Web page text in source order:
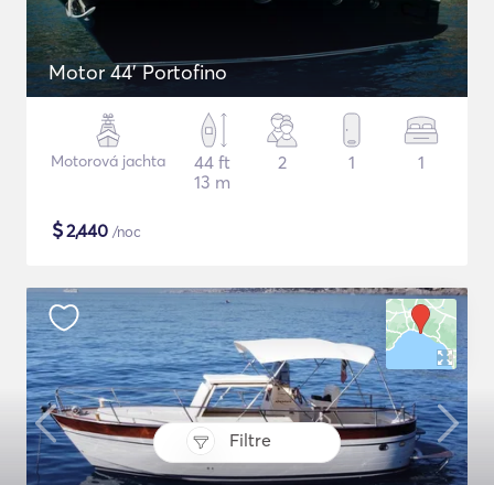
Filtre
Motor 44' Portofino
Motorová jachta
44 ft
13 m
2 1 1
$2,440 /noc